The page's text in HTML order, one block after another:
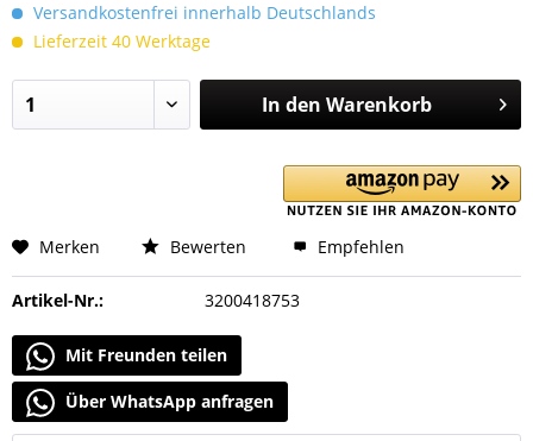
Versandkostenfrei innerhalb Deutschlands
Lieferzeit 40 Werktage
In den Warenkorb
Merken Bewerten Empfehlen
Artikel-Nr.: 3200418753
Mit Freunden teilen
Über WhatsApp anfragen